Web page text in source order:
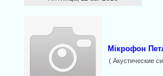
Мікрофон
( Акустические